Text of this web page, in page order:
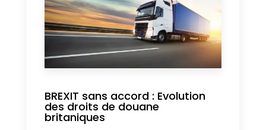
BREXIT sans accord : Evolution
des droits de douane
britaniques